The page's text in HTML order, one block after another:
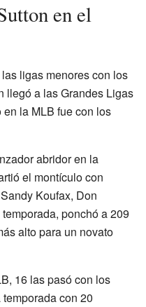
en el
ligas menores con los
llegó a las Grandes Ligas
la MLB fue con los
abridor en la
el montículo con
Koufax, Don
ponchó a 209
alto para un novato
16 las pasó con los
con 20